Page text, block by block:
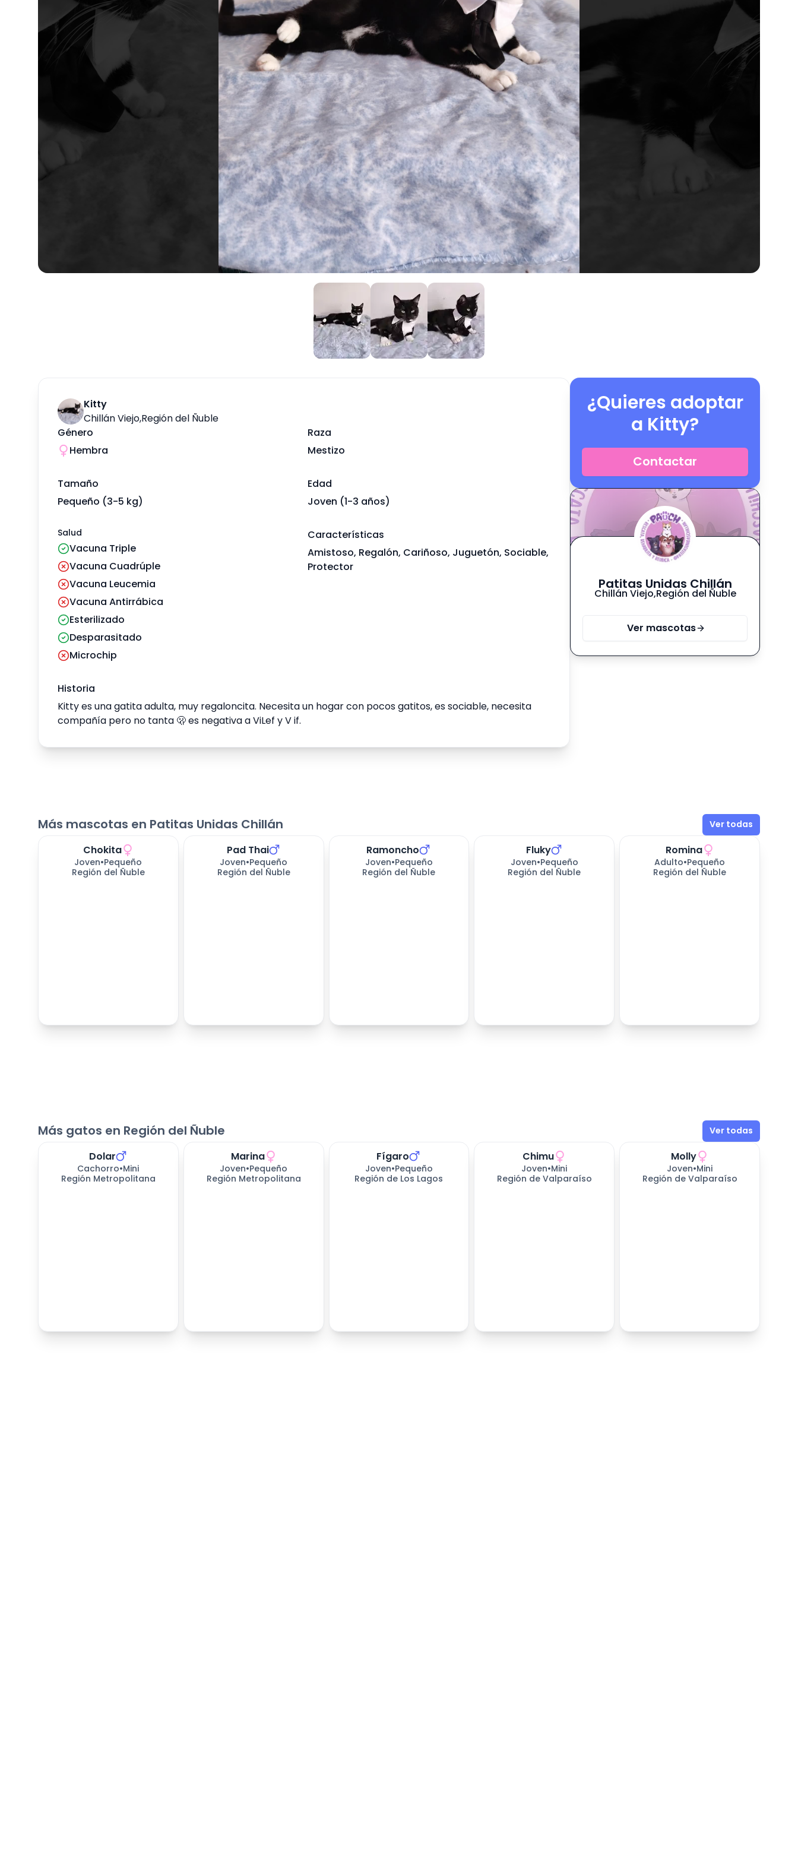
Kitty
Chillán Viejo,Región del Ñuble
Género
Hembra
Raza
Mestizo
Tamaño
Pequeño (3-5 kg)
Edad
Joven (1-3 años)
Salud
Vacuna Triple
Vacuna Cuadrúple
Vacuna Leucemia
Vacuna Antirrábica
Esterilizado
Desparasitado
Microchip
Características
Amistoso, Regalón, Cariñoso, Juguetón, Sociable,
Protector
Historia
Kitty es una gatita adulta, muy regaloncita. Necesita un hogar con pocos gatitos, es sociable, necesita
compañía pero no tanta 🫢 es negativa a ViLef y V if.
¿Quieres adoptar
a Kitty?
Contactar
Patitas Unidas Chillán
Chillán Viejo,Región del Ñuble
Ver mascotas
Más mascotas en Patitas Unidas Chillán Ver todas
Chokita
Joven•Pequeño
Región del Ñuble
Pad Thai
Joven•Pequeño
Región del Ñuble
Ramoncho
Joven•Pequeño
Región del Ñuble
días esperando
Fluky
Joven•Pequeño
Región del Ñuble
días esperando
Romina
Adulto•Pequeño
Región del Ñuble
Más gatos en Región del Ñuble Ver todas
Dolar
Cachorro•Mini
Región Metropolitana
Marina
Joven•Pequeño
Región Metropolitana
Fígaro
Joven•Pequeño
Región de Los Lagos
Chimu
Joven•Mini
Región de Valparaíso
Molly
Joven•Mini
Región de Valparaíso